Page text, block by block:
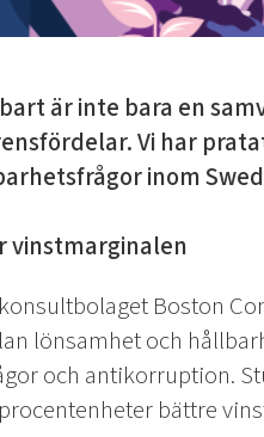
är inte bara en
Vi har
inom
vinstmarginalen
Boston
lönsamhet och
och antikorruption.
bättre